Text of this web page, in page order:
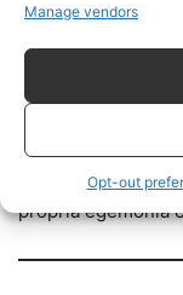
Manage vendors
Opt-out
storica:
prima quella
Teheran ha
propria egemonia